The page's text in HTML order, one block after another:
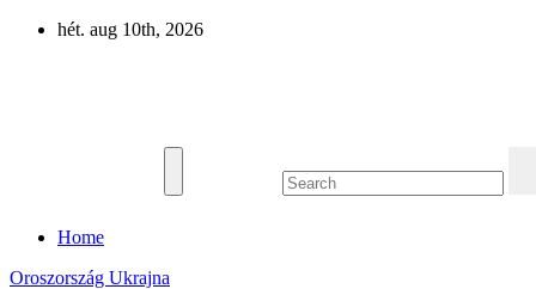
Skip
hét. aug 10th, 2026
Home
Oroszország Ukrajna